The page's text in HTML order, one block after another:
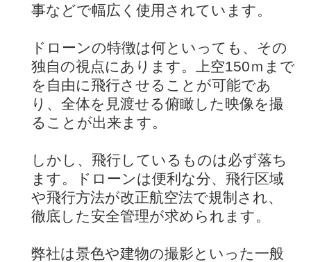
事などで幅広く使用されています。
ドローンの特徴は何といっても、その
独自の視点にあります。上空150ｍまで
を自由に飛行させることが可能であ
り、全体を見渡せる俯瞰した映像を撮
ることが出来ます。
しかし、飛行しているものは必ず落ち
ます。ドローンは便利な分、飛行区域
や飛行方法が改正航空法で規制され、
徹底した安全管理が求められます。
弊社は景色や建物の撮影といった一般